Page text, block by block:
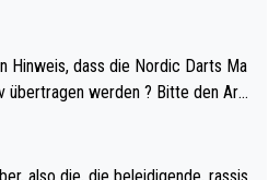
Qualifikation des Weltmei
Dies war bei Archie Self letzt
als amtierender Weltmeister durch
übertragen werden ? Bitte den Arti